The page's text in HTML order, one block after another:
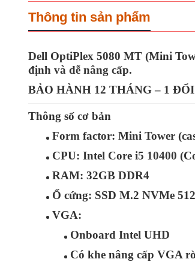
Thông tin sản phẩm
Dell OptiPlex 5080 MT (Mini
định và dễ nâng cấp.
BẢO HÀNH 12 THÁNG – 1
Thông số cơ bản
Form factor: Mini Tower
CPU: Intel Core i5 10400
RAM: 32GB DDR4
Ổ cứng: SSD M.2 NVMe
VGA:
Onboard Intel UHD
Có khe nâng cấp VGA